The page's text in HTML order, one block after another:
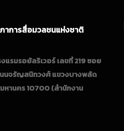
าการสื่อมวลชนแห่งชาติ
แรมรอยัลริเวอร์ เลขที่ 219 ซอย
นจรัญสนิทวงศ์ แขวงบางพลัด
หานคร 10700(สำนักงาน